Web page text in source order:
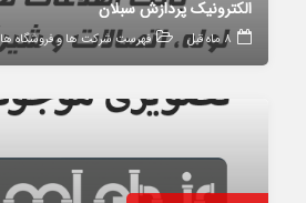
الکترونیک پردازش سبلان
8 ماه قبل فهرست شرکت ها و فروشگاه ها